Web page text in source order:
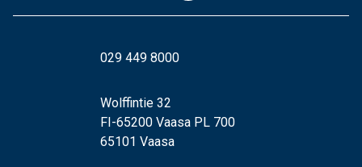
029 449 8000
Wolffintie 32
FI-65200 Vaasa PL 700
65101 Vaasa